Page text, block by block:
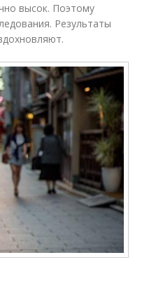
высок. Поэтому
Результаты